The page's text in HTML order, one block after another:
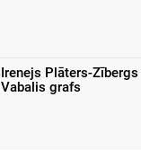
Irenejs Plāters-
Vabalis grafs